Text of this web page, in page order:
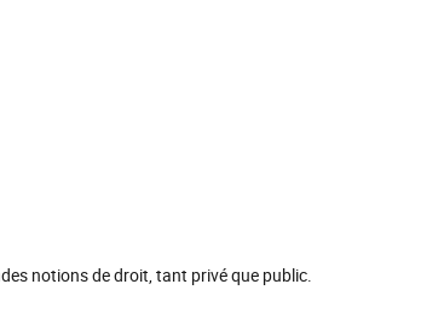
notions de droit, tant privé que public.